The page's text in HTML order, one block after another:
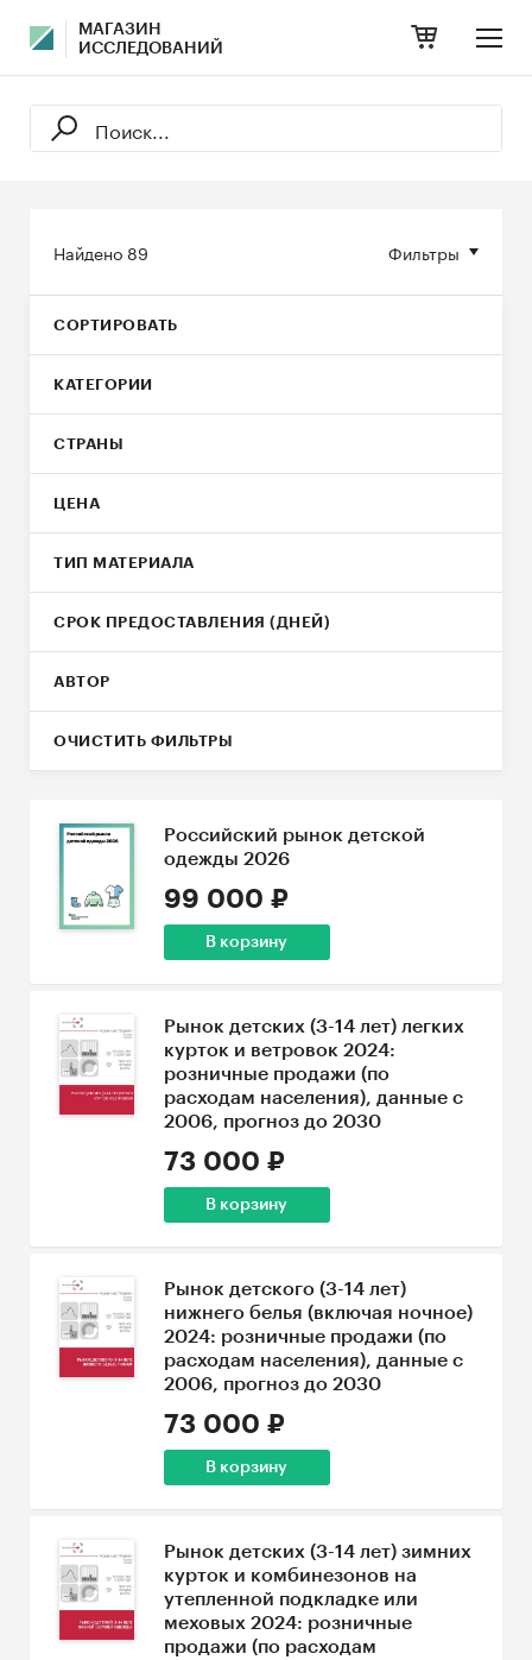
МАГАЗИН
ИССЛЕДОВАНИЙ
Фильтры
Найдено 89
СОРТИРОВАТЬ
КАТЕГОРИИ
СТРАНЫ
ЦЕНА
ТИП МАТЕРИАЛА
СРОК ПРЕДОСТАВЛЕНИЯ (ДНЕЙ)
АВТОР
ОЧИСТИТЬ ФИЛЬТРЫ
Российский рынок детской
одежды 2026
99 000 ₽
В корзину
Рынок детских (3-14 лет) легких
курток и ветровок 2024:
розничные продажи (по
расходам населения), данные с
2006, прогноз до 2030
73 000 ₽
В корзину
Рынок детского (3-14 лет)
нижнего белья (включая ночное)
2024: розничные продажи (по
расходам населения), данные с
2006, прогноз до 2030
73 000 ₽
В корзину
Рынок детских (3-14 лет) зимних
курток и комбинезонов на
утепленной подкладке или
меховых 2024: розничные
продажи (по расходам